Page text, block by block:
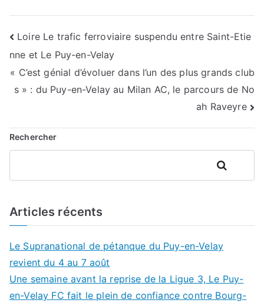
Navigation
de
l’article
Loire Le trafic ferroviaire suspendu entre Saint-Etie
nne et Le Puy-en-Velay
« C’est génial d’évoluer dans l’un des plus grands club
s » : du Puy-en-Velay au Milan AC, le parcours de No
ah Raveyre
Rechercher
Rechercher
Articles récents
Le Supranational de pétanque du Puy-en-Velay
revient du 4 au 7 août
Une semaine avant la reprise de la Ligue 3, Le Puy-
en-Velay FC fait le plein de confiance contre Bourg-